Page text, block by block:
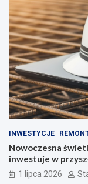
INWESTYCJE
Nowoczesna
inwestuje w
1 lipca 2026